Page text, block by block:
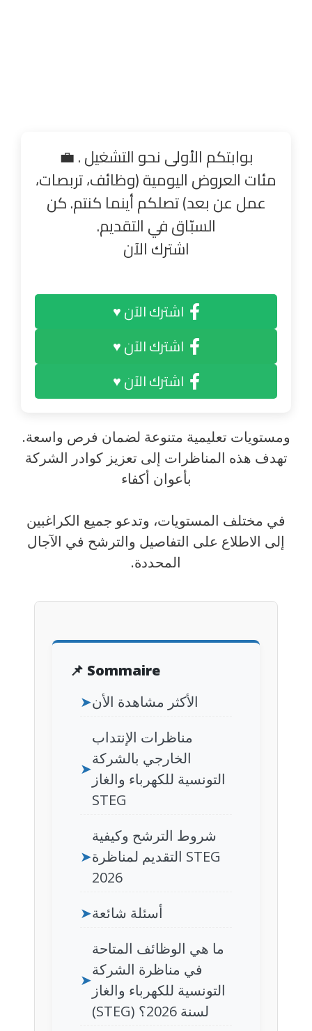
بوابتكم الأولى نحو التشغيل . 💼
مئات العروض اليومية (وظائف، تربصات،
عمل عن بعد) تصلكم أينما كنتم. كن
السبّاق في التقديم.
اشترك الآن
اشترك الآن ♥
اشترك الآن ♥
اشترك الآن ♥
ومستويات تعليمية متنوعة لضمان فرص واسعة.
تهدف هذه المناظرات إلى تعزيز كوادر الشركة
بأعوان أكفاء
في مختلف المستويات، وتدعو جميع الكراغبين
إلى الاطلاع على التفاصيل والترشح في الآجال
المحددة.
📌 Sommaire
➤الأكثر مشاهدة الأن
➤
مناظرات الإنتداب
الخارجي بالشركة
التونسية للكهرباء والغاز
STEG
➤
شروط الترشح وكيفية
التقديم لمناظرة STEG
2026
➤أسئلة شائعة
➤
ما هي الوظائف المتاحة
في مناظرة الشركة
التونسية للكهرباء والغاز
(STEG) لسنة 2026؟